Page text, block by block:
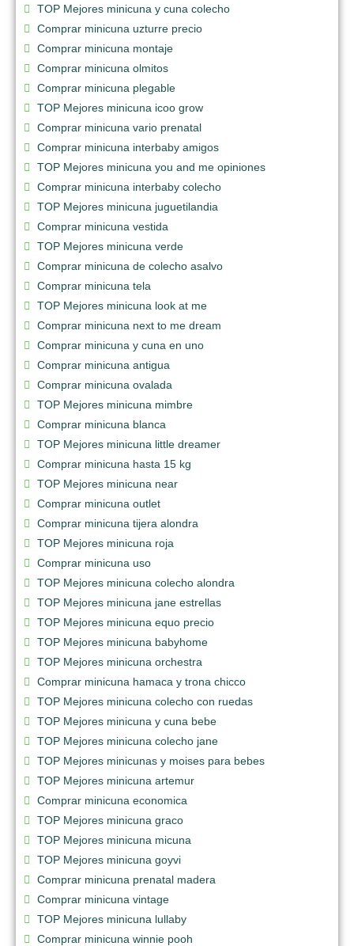
TOP Mejores minicuna y cuna colecho
Comprar minicuna uzturre precio
Comprar minicuna montaje
Comprar minicuna olmitos
Comprar minicuna plegable
TOP Mejores minicuna icoo grow
Comprar minicuna vario prenatal
Comprar minicuna interbaby amigos
TOP Mejores minicuna you and me opiniones
Comprar minicuna interbaby colecho
TOP Mejores minicuna juguetilandia
Comprar minicuna vestida
TOP Mejores minicuna verde
Comprar minicuna de colecho asalvo
Comprar minicuna tela
TOP Mejores minicuna look at me
Comprar minicuna next to me dream
Comprar minicuna y cuna en uno
Comprar minicuna antigua
Comprar minicuna ovalada
TOP Mejores minicuna mimbre
Comprar minicuna blanca
TOP Mejores minicuna little dreamer
Comprar minicuna hasta 15 kg
TOP Mejores minicuna near
Comprar minicuna outlet
Comprar minicuna tijera alondra
TOP Mejores minicuna roja
Comprar minicuna uso
TOP Mejores minicuna colecho alondra
TOP Mejores minicuna jane estrellas
TOP Mejores minicuna equo precio
TOP Mejores minicuna babyhome
TOP Mejores minicuna orchestra
Comprar minicuna hamaca y trona chicco
TOP Mejores minicuna colecho con ruedas
TOP Mejores minicuna y cuna bebe
TOP Mejores minicuna colecho jane
TOP Mejores minicunas y moises para bebes
TOP Mejores minicuna artemur
Comprar minicuna economica
TOP Mejores minicuna graco
TOP Mejores minicuna micuna
TOP Mejores minicuna goyvi
Comprar minicuna prenatal madera
Comprar minicuna vintage
TOP Mejores minicuna lullaby
Comprar minicuna winnie pooh